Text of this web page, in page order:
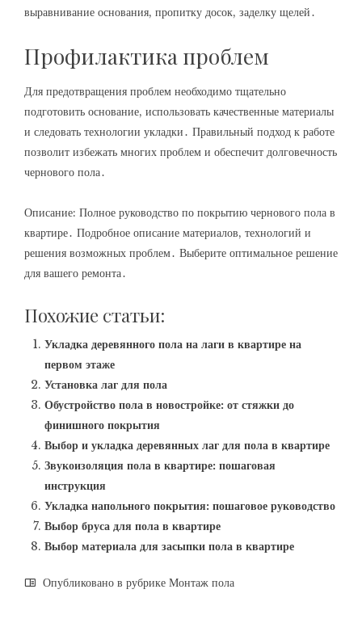
выравнивание основания, пропитку досок, заделку щелей․
Профилактика проблем
Для предотвращения проблем необходимо тщательно
подготовить основание, использовать качественные материалы
и следовать технологии укладки․ Правильный подход к работе
позволит избежать многих проблем и обеспечит долговечность
чернового пола․
Описание: Полное руководство по покрытию чернового пола в
квартире․ Подробное описание материалов, технологий и
решения возможных проблем․ Выберите оптимальное решение
для вашего ремонта․
Похожие статьи:
Укладка деревянного пола на лаги в квартире на
первом этаже
Установка лаг для пола
Обустройство пола в новостройке: от стяжки до
финишного покрытия
Выбор и укладка деревянных лаг для пола в квартире
Звукоизоляция пола в квартире: пошаговая
инструкция
Укладка напольного покрытия: пошаговое руководство
Выбор бруса для пола в квартире
Выбор материала для засыпки пола в квартире
Опубликовано в рубрике Монтаж пола